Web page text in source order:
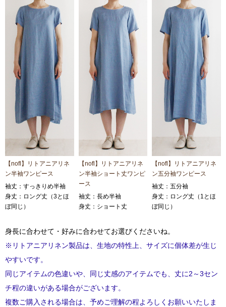
【nofl】リトアニアリネ
ン半袖ワンピース
袖丈：すっきりめ半袖
身丈：ロング丈（3とほ
ぼ同じ）
【nofl】リトアニアリネ
ン半袖ショート丈ワンピ
ース
袖丈：長め半袖
身丈：ショート丈
【nofl】リトアニアリネ
ン五分袖ワンピース
袖丈：五分袖
身丈：ロング丈（1とほ
ぼ同じ）
身長に合わせて・好みに合わせてお選びくださいね。
※リトアニアリネン製品は、生地の特性上、サイズに個体差が生じ
やすいです。
同じアイテムの色違いや、同じ丈感のアイテムでも、丈に2～3セン
チ程の違いがある場合がございます。
複数ご購入される場合は、予めご理解の程よろしくお願いいたしま